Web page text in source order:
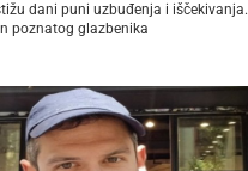
dani puni uzbuđenja i iščekivanja.
poznatog glazbenika